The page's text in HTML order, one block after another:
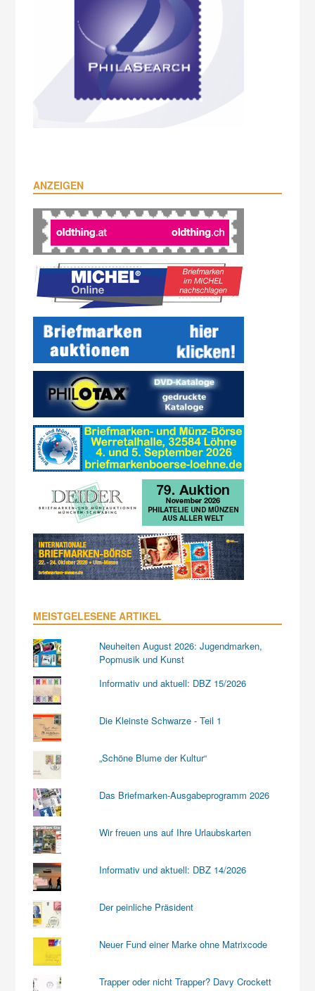
ANZEIGEN
MEISTGELESENE ARTIKEL
Neuheiten August 2026: Jugendmarken,
Popmusik und Kunst
Informativ und aktuell: DBZ 15/2026
Die Kleinste Schwarze - Teil 1
„Schöne Blume der Kultur“
Das Briefmarken-Ausgabeprogramm 2026
Wir freuen uns auf Ihre Urlaubskarten
Informativ und aktuell: DBZ 14/2026
Der peinliche Präsident
Neuer Fund einer Marke ohne Matrixcode
Trapper oder nicht Trapper? Davy Crockett